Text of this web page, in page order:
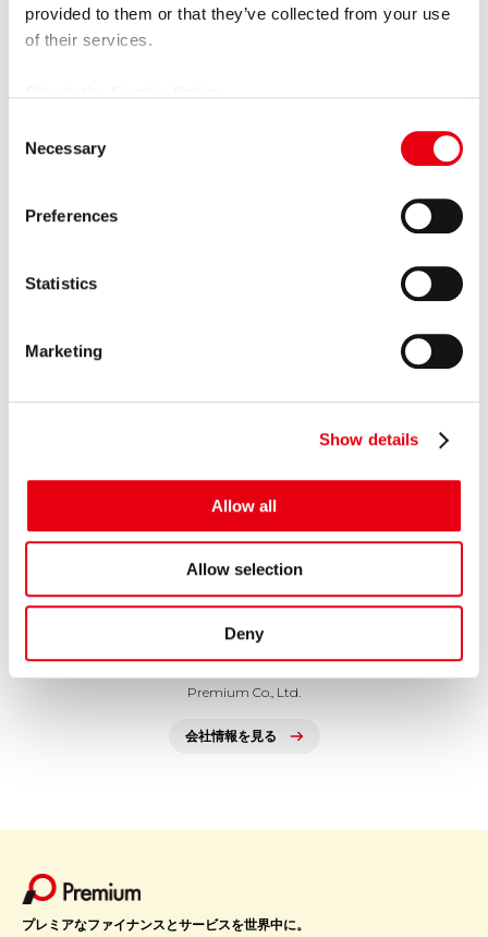
provided to them or that they’ve collected from your use
of their services.
Necessary
Preferences
Statistics
Marketing
Show details
Allow all
Allow selection
Deny
長12年間）」に大幅延長
2026.06.15
女子プロゴルファー福田萌維選手、ステップ・アップ・ツア
ーで悲願のプロ初優勝を達成！
【カープレミア×ポケットカード】オートクレジットと同時
プレミアグループ、バイク王&カンパニー社との合弁会社
GROUP COMPANY
プレミア株式会社
Premium Co., Ltd.
会社情報を見る
プレミアなファイナンスとサービスを世界中に。